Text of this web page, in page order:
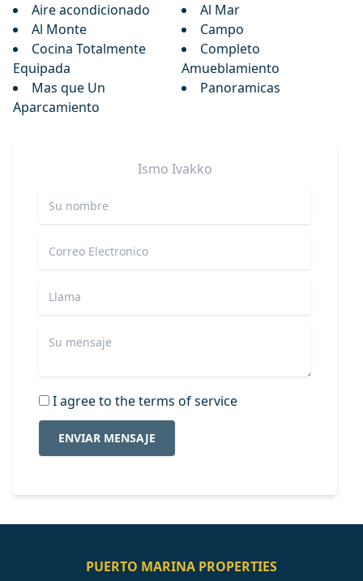
Aire acondicionado
Al Mar
Al Monte
Campo
Cocina Totalmente
Equipada
Completo
Amueblamiento
Mas que Un
Aparcamiento
Panoramicas
Ismo Ivakko
I agree to the terms of service
ENVIAR MENSAJE
PUERTO MARINA PROPERTIES